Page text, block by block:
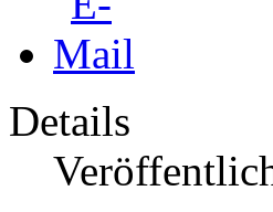
Details